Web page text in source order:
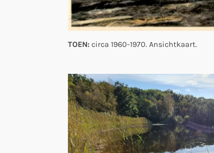
TOEN: circa 1960-1970. Ansichtkaart.